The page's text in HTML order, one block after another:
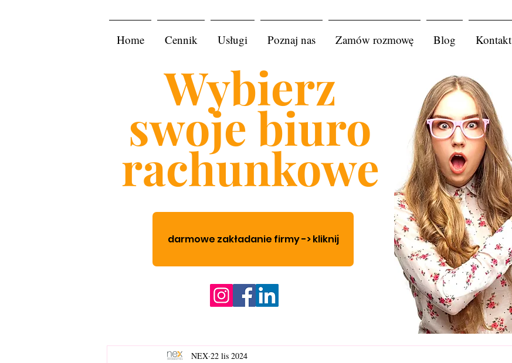
Home Cennik Usługi Poznaj nas Zamów rozmowę Blog Kontakt
Wybierz
swoje biuro
rachunkowe
darmowe zakładanie firmy -> kliknij
NEX 22 lis 2024